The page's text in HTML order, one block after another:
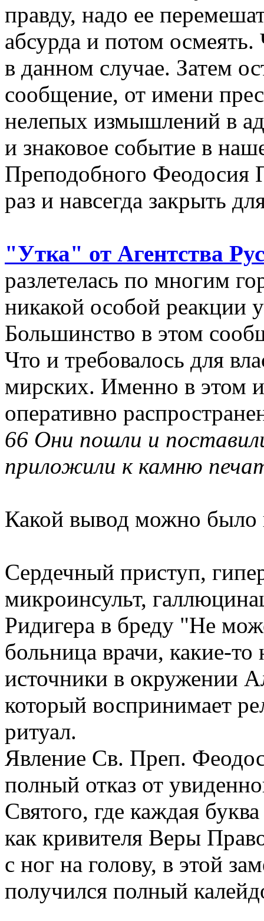
правду, надо ее
абсурда и потом
в данном случае. Затем
сообщение, от имени
нелепых измышлений в
и знаковое событие в
Преподобного Феодосия
раз и навсегда закрыть
"Утка" от Агентства
разлетелась по многим
никакой особой реакции
Большинство в этом
Что и требовалось для
мирских. Именно в этом
оперативно
66 Они пошли и
приложили к камню
Какой вывод можно было
Сердечный приступ,
микроинсульт,
Ридигера в бреду "Не
больница врачи, какие-
источники в окружении
который воспринимает
ритуал.
Явление Св. Преп.
полный отказ от
Святого, где каждая
как кривителя Веры
с ног на голову, в этой
получился полный